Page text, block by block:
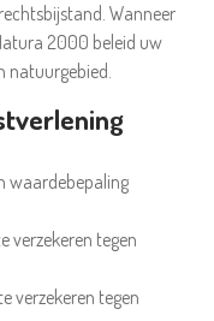
Wanneer
2000 beleid uw
natuurgebied.
waardebepaling
verzekeren tegen
verzekeren tegen